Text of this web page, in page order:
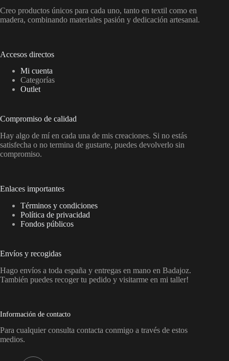
Creo productos únicos para cada uno, tanto en textil como en
madera, combinando materiales pasión y dedicación artesanal.
Accesos directos
Mi cuenta
Categorías
Outlet
Compromiso de calidad
Hay algo de mí en cada una de mis creaciones. Si no estás
satisfecha o no termina de gustarte, puedes devolverlo sin
compromiso.
Enlaces importantes
Términos y condiciones
Política de privacidad
Fondos públicos
Envíos y recogidas
Hago envíos a toda españa y entregas en mano en Badajoz.
También puedes recoger tu pedido y visitarme en mi taller!
Información de contacto
Para cualquier consulta contacta conmigo a través de estos
medios.